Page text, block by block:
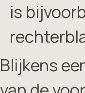
is
Blijkens